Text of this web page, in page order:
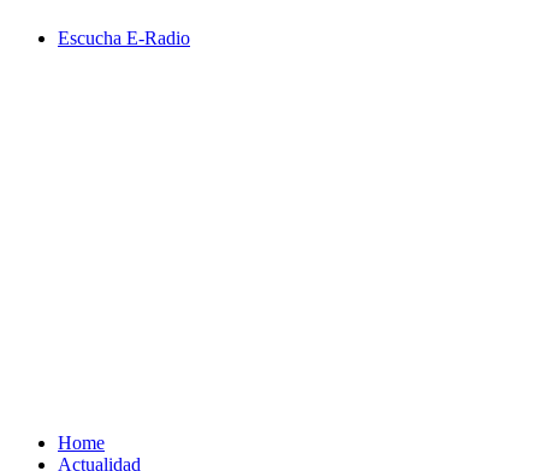
Escucha E-Radio
Home
Actualidad